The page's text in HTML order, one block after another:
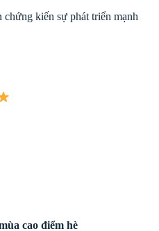
kiến sự phát triển mạnh
cao điểm hè